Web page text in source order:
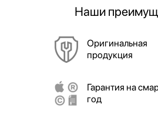
Наши
Оригинальная
продукция
Гарантия на
год